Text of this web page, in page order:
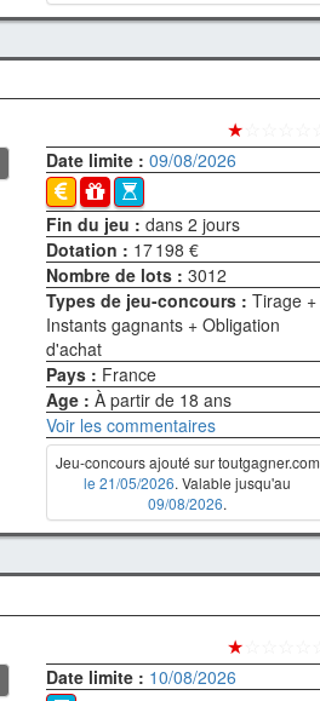
★
Date limite :09/08/2026
Fin du jeu :dans 2 jours
Dotation : 17 198 €
Nombre de lots :3012
Types de jeu-concours :Tirage +
Instants gagnants + Obligation
d'achat
Pays : France
Age :À partir de 18 ans
Voir les commentaires
Jeu-concours ajouté sur toutgagner.com
le 21/05/2026. Valable jusqu'au
09/08/2026.
★
Date limite : 10/08/2026